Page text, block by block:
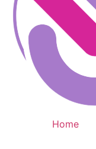
Home